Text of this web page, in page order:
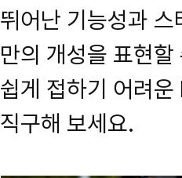
뛰어난 기능성과
만의 개성을 표현
쉽게 접하기 어려
직구해 보세요.